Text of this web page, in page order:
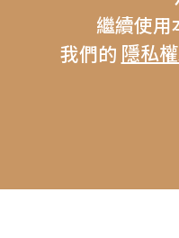
版權所有 ©
繼續使用
我們的 隱私